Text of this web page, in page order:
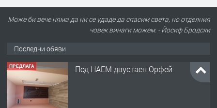
Може би вече няма да ни се удаде да спасим света, но отделния
човек винаги можем. - Йосиф Бродски
Последни обяви
ПРЕДЛАГА Под НАЕМ двустаен Орфей